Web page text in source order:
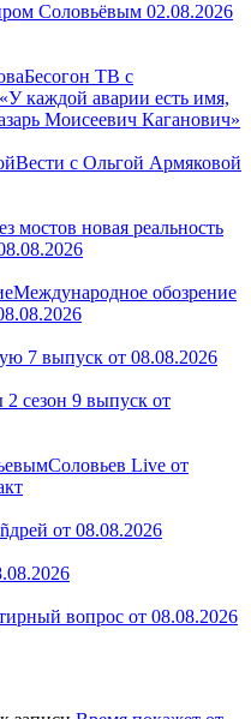
Соловьёвым 02.08.2026
Бесогон ТВ с
каждой аварии есть имя,
Моисеевич Каганович»
Вести с Ольгой Армяковой
мостов новая реальность
Международное обозрение
7 выпуск от 08.08.2026
сезон 9 выпуск от
Соловьев Live от
от 08.08.2026
вопрос от 08.08.2026